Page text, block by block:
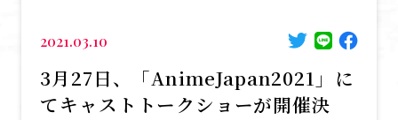
2021.03.10
3月27日、「AnimeJapan2021」に
てキャストトークショーが開催決